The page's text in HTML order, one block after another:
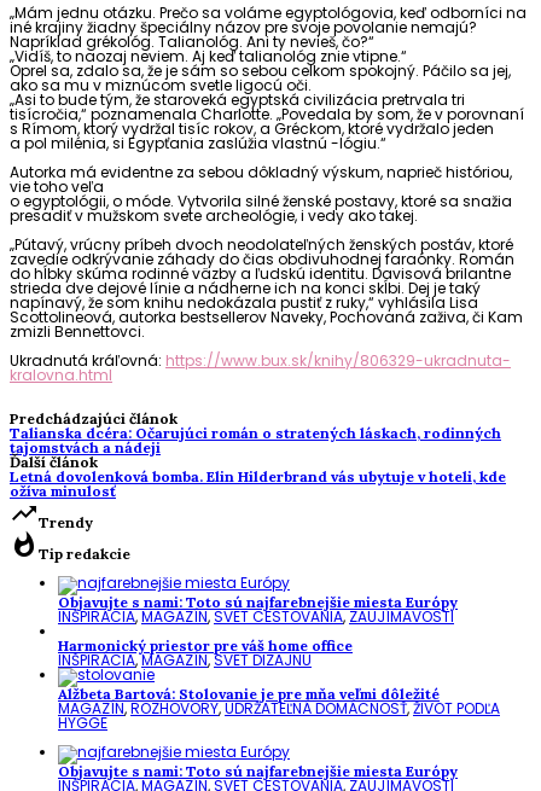
„Mám jednu otázku. Prečo sa voláme egyptológovia, keď odborníci na
iné krajiny žiadny špeciálny názov pre svoje povolanie nemajú?
Napríklad grékológ. Talianológ. Ani ty nevieš, čo?“
„Vidíš, to naozaj neviem. Aj keď talianológ znie vtipne.“
Oprel sa, zdalo sa, že je sám so sebou celkom spokojný. Páčilo sa jej,
ako sa mu v miznúcom svetle ligocú oči.
„Asi to bude tým, že staroveká egyptská civilizácia pretrvala tri
tisícročia,“ poznamenala Charlotte. „Povedala by som, že v porovnaní
s Rímom, ktorý vydržal tisíc rokov, a Gréckom, ktoré vydržalo jeden
a pol milénia, si Egypťania zaslúžia vlastnú -lógiu.“
Autorka má evidentne za sebou dôkladný výskum, naprieč históriou,
vie toho veľa
o egyptológii, o móde. Vytvorila silné ženské postavy, ktoré sa snažia
presadiť v mužskom svete archeológie, i vedy ako takej.
„Pútavý, vrúcny príbeh dvoch neodolateľných ženských postáv, ktoré
zavedie odkrývanie záhady do čias obdivuhodnej faraónky. Román
do hĺbky skúma rodinné väzby a ľudskú identitu. Davisová brilantne
strieda dve dejové línie a nádherne ich na konci skĺbi. Dej je taký
napínavý, že som knihu nedokázala pustiť z ruky,“ vyhlásila Lisa
Scottolineová, autorka bestsellerov Naveky, Pochovaná zaživa, či Kam
zmizli Bennettovci.
Ukradnutá kráľovná: https://www.bux.sk/knihy/806329-ukradnuta-
kralovna.html
Predchádzajúci článok
Talianska dcéra: Očarujúci román o stratených láskach, rodinných
tajomstvách a nádeji
Ďalší článok
Letná dovolenková bomba. Elin Hilderbrand vás ubytuje v hoteli, kde
ožíva minulosť
trending_upTrendy
whatshot Tip redakcie
Objavujte s nami: Toto sú najfarebnejšie miesta Európy
INŠPIRÁCIA,MAGAZÍN,SVET CESTOVANIA,ZAUJÍMAVOSTI
Harmonický priestor pre váš home office
INŠPIRÁCIA,MAGAZÍN,SVET DIZAJNU
Alžbeta Bartová: Stolovanie je pre mňa veľmi dôležité
MAGAZÍN,ROZHOVORY,UDRŽATEĽNÁ DOMÁCNOSŤ,ŽIVOT PODĽA
HYGGE
Objavujte s nami: Toto sú najfarebnejšie miesta Európy
INŠPIRÁCIA,MAGAZÍN,SVET CESTOVANIA,ZAUJÍMAVOSTI